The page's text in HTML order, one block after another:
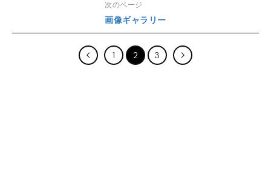
次のページ
画像ギャラリー
1 2 3